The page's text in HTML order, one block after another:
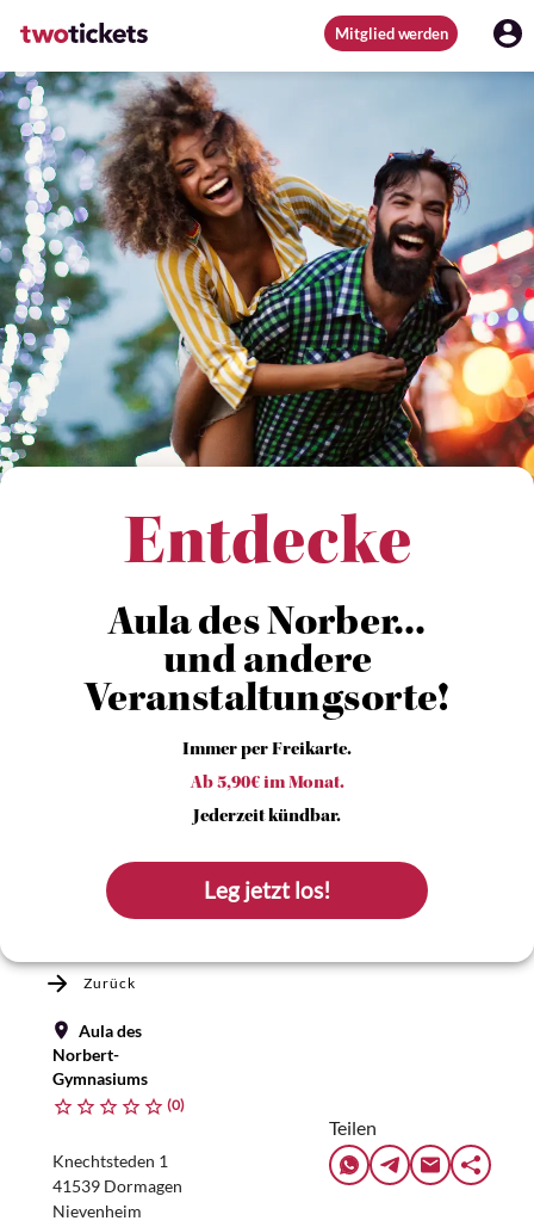
Mitglied werden
Entdecke
Aula des Norber...
und andere
Veranstaltungsorte!
Immer per Freikarte.
Ab 5,90€ im Monat.
Jederzeit kündbar.
Leg jetzt los!
Zurück
Aula des
Norbert-
Gymnasiums
(0)
Knechtsteden 1
41539 Dormagen
Nievenheim
Teilen